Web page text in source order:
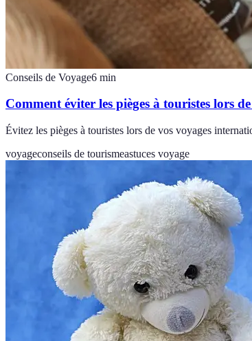
Conseils de Voyage6 min
Comment éviter les pièges à touristes lors
Évitez les pièges à touristes lors de vos voyages
voyageconseils de tourismeastuces voyage